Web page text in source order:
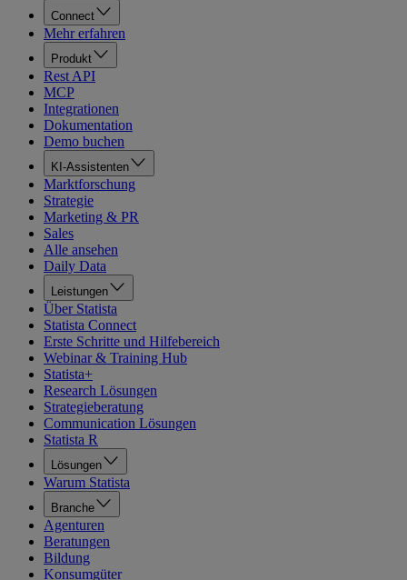
Connect
Mehr erfahren
Produkt
Rest API
MCP
Integrationen
Dokumentation
Demo buchen
KI-Assistenten
Marktforschung
Strategie
Marketing & PR
Sales
Alle ansehen
Daily Data
Leistungen
Über Statista
Statista Connect
Erste Schritte und Hilfebereich
Webinar & Training Hub
Statista+
Research Lösungen
Strategieberatung
Communication Lösungen
Statista R
Lösungen
Warum Statista
Branche
Agenturen
Beratungen
Bildung
Konsumgüter